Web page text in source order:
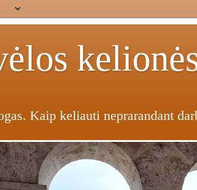
Kaip keliauti neprarandant